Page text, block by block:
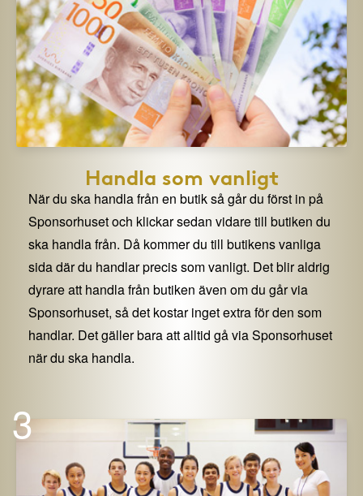
Handla som vanligt
När du ska handla från en butik så går du först in på
Sponsorhuset och klickar sedan vidare till butiken du
ska handla från. Då kommer du till butikens vanliga
sida där du handlar precis som vanligt. Det blir aldrig
dyrare att handla från butiken även om du går via
Sponsorhuset, så det kostar inget extra för den som
handlar. Det gäller bara att alltid gå via Sponsorhuset
när du ska handla.
3